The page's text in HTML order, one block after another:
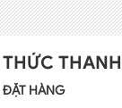
ĐẶTHÀNG